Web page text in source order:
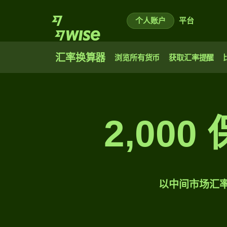
个人账户 平台
汇率换算器 浏览所有货币 获取汇率提醒
2,000
以中间市场汇